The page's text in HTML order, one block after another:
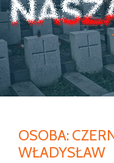
OSOBA:
WŁADYSŁAW